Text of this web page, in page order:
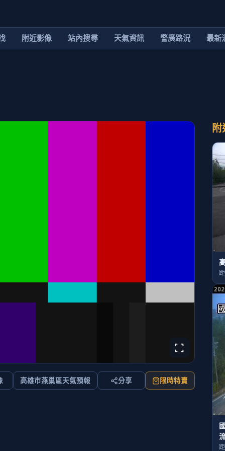
附近影像 站內搜尋 天氣資訊 警廣路況 最新
高雄市燕巢區天氣預報 分享 限時特賣